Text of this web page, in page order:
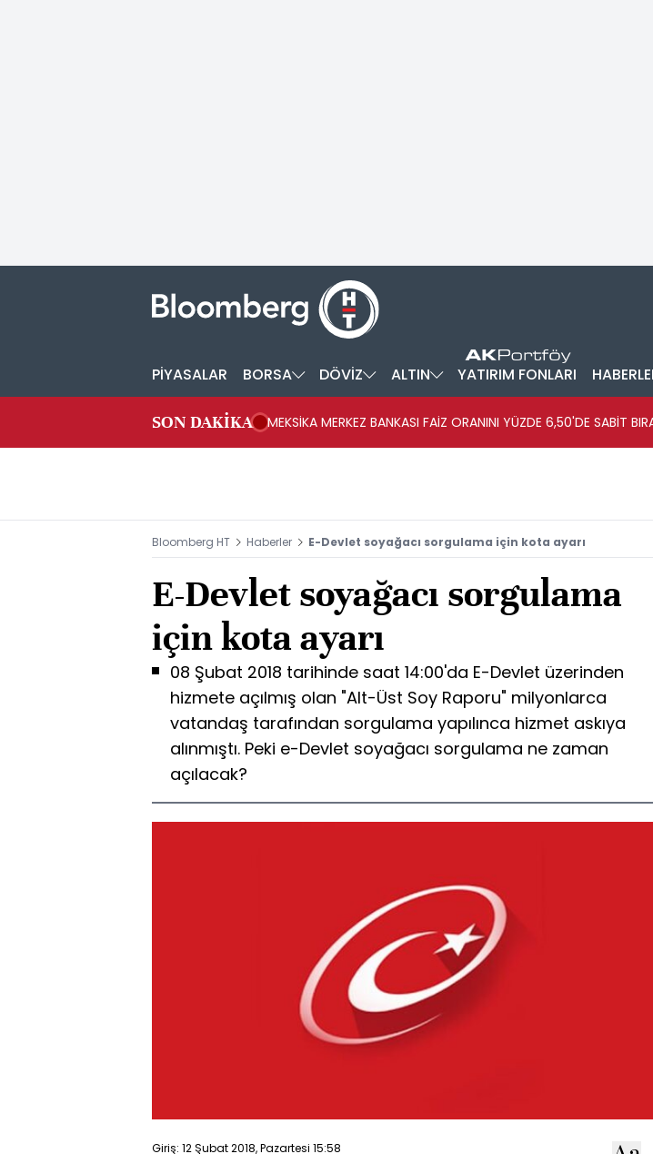
PİYASALAR BORSA DÖVİZ ALTIN YATIRIM FONLARI
SON DAKİKA MEKSİKA MERKEZ BANKASI FAİZ ORANINI YÜZDE 6,50'DE SABİT
Bloomberg HT Haberler E-Devlet soyağacı sorgulama için kota ayarı
E-Devlet soyağacı sorgulama
için kota ayarı
08 Şubat 2018 tarihinde saat 14:00'da E-Devlet üzerinden
hizmete açılmış olan "Alt-Üst Soy Raporu" milyonlarca
vatandaş tarafından sorgulama yapılınca hizmet askıya
alınmıştı. Peki e-Devlet soyağacı sorgulama ne zaman
açılacak?
Giriş: 12 Şubat 2018, Pazartesi 15:58